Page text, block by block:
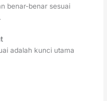
benar-benar sesuai
adalah kunci utama